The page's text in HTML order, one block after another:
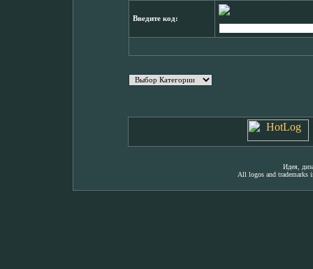
Введите код:
Идея,
All logos and trademarks